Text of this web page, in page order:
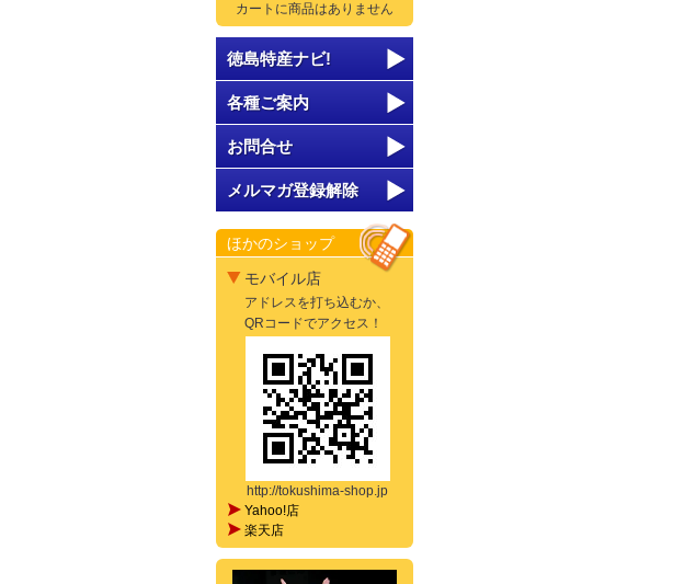
カートに商品はありません
徳島特産ナビ!
各種ご案内
お問合せ
メルマガ登録解除
ほかのショップ
モバイル店
アドレスを打ち込むか、
QRコードでアクセス！
http://tokushima-shop.jp
Yahoo!店
楽天店